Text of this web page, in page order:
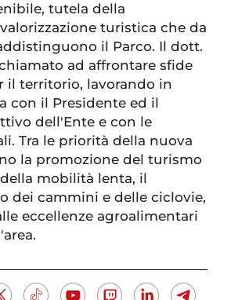
tutela della
turistica che da
il Parco. Il dott.
ad affrontare sfide
il territorio, lavorando in
con il Presidente ed il
dell'Ente e con le
Tra le priorità della nuova
la promozione del turismo
mobilità lenta, il
dei cammini e delle ciclovie,
eccellenze agroalimentari